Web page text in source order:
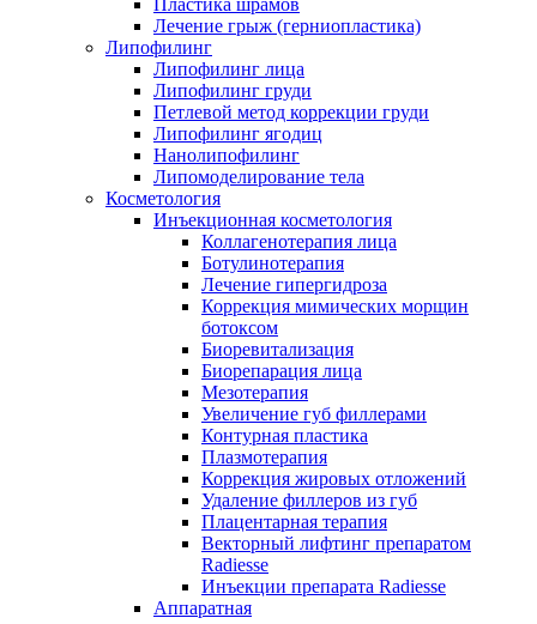
Пластика шрамов
Лечение грыж (герниопластика)
Липофилинг
Липофилинг лица
Липофилинг груди
Петлевой метод коррекции груди
Липофилинг ягодиц
Нанолипофилинг
Липомоделирование тела
Косметология
Инъекционная косметология
Коллагенотерапия лица
Ботулинотерапия
Лечение гипергидроза
Коррекция мимических морщин
ботоксом
Биоревитализация
Биорепарация лица
Мезотерапия
Увеличение губ филлерами
Контурная пластика
Плазмотерапия
Коррекция жировых отложений
Удаление филлеров из губ
Плацентарная терапия
Векторный лифтинг препаратом
Radiesse
Инъекции препарата Radiesse
Аппаратная